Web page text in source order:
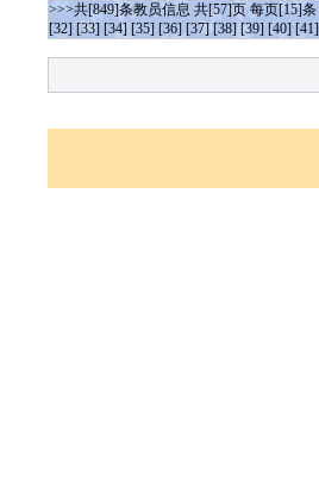
>>>共[849]条教员信息 共[57]页 每页[15]条
[32] [33] [34] [35] [36] [37] [38] [39] [40] [41]